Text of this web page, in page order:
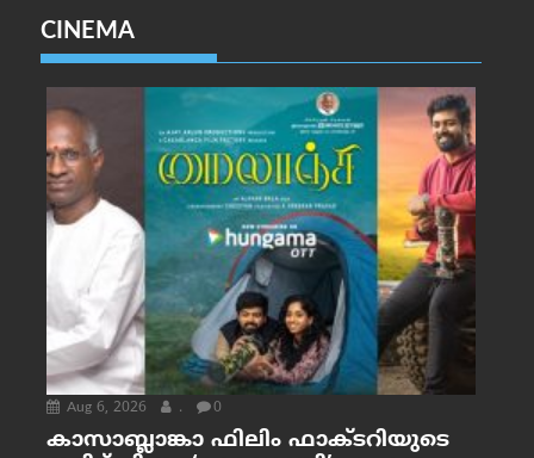
CINEMA
Aug 6, 2026 . 0
കാസാബ്ലാങ്കാ ഫിലിം ഫാക്ടറിയുടെ